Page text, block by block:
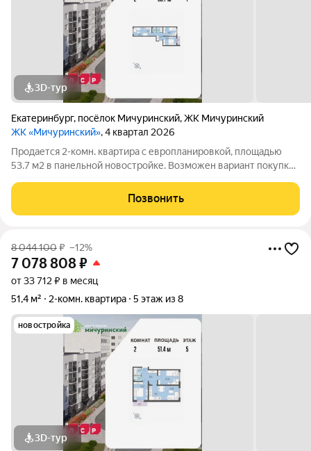
3D-тур
Екатеринбург, посёлок Мичуринский,ЖК Мичуринский
ЖК «Мичуринский», 4 квартал 2026
Продается 2-комн. квартира с европланировкой, площадью
53.7 м2 в панельной новостройке. Возможен вариант покупки
кухня 5.1 м2, отделка под ключ, лоджий - 1. Квартира
располагается на 1 этаже
Позвонить
8 044 100₽ –12%
7 078 808₽
от 33 712 ₽ в месяц
51,4 м²
2-комн. квартира 5 этаж из 8
новостройка
3D-тур